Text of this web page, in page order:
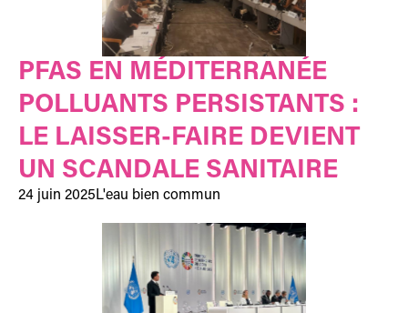
PFAS EN MÉDITERRANÉE
POLLUANTS PERSISTANTS :
LE LAISSER-FAIRE DEVIENT
UN SCANDALE SANITAIRE
24 juin 2025L'eau bien commun